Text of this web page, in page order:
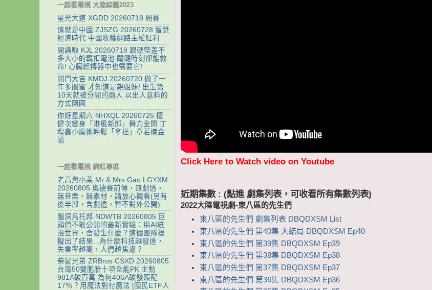
Click Here to Watch video on Youtube
近期集數 : (點進 劇集列表，可收看所有集數列表)
2022大陸電視劇-東八區的先生們
東八區的先生們 劇集列表 DBQDXSM List
東八區的先生們 第40集 大結局 DBQDXSM Ep40
東八區的先生們 第39集 DBQDXSM Ep39
東八區的先生們 第38集 DBQDXSM Ep38
東八區的先生們 第37集 DBQDXSM Ep37
東八區的先生們 第36集 DBQDXSM Ep36
一起看電視 大陸綜藝2023
星光大道 XGDD 20260718 周賽
這就是中國 ZJSZG 20260728 智慧
經濟時代 中國收穫網路主權紅利
開講啦 KJL 20260718 跟硬幣差不
多大小的羈扣電池 關鍵時刻卻能救
命! 心臟起搏器中也需要它!
開門大吉 KMDJ 20260720 做了一
年多閨蜜 才知道是親姐妹! 出生第
10天就被分開的兩人 以出人意料的
方式團圓
你好星期六 NHXQL 20260725 檀
健次變身「港風新郎」舞力全開 丁
程鑫小魔術輕鬆「拿捏」章若楠金
靖
一起看電視 網紅專區
老高與小茉 Mr & Mrs Gao LGYXM
20260805 奧德賽前傳，無劇透，
無音樂，無素材，請放心觀看(另有
後半部，含劇透，暫不對外公開)
腦洞烏托邦 NDWTB 20260805 巨
頭們不敢公開的最新實驗：用AI統
治世界，會發生什麼？這個團隊模
擬出了結果...為什麼科技越發達，
失業率越高，人們越焦慮？
柴鼠兄弟 ZRBros CSXD 20260805
台灣50雙胞胎十項全能PK 主動
981A破百萬 為何406A破發照配
17％？用魔法對付魔法 [國民ETF人